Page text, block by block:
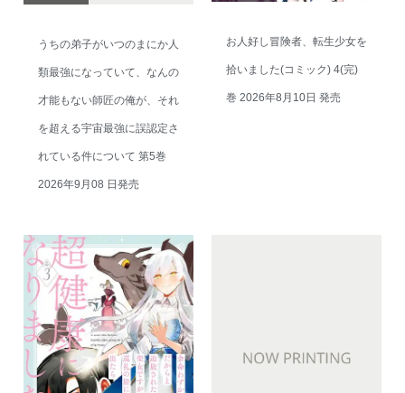
うちの弟子がいつのまにか人
類最強になっていて、なんの
才能もない師匠の俺が、それ
を超える宇宙最強に誤認定さ
れている件について 第5巻
2026年9月08 日発売
お人好し冒険者、転生少女を
拾いました(コミック) 4(完)
巻 2026年8月10日 発売